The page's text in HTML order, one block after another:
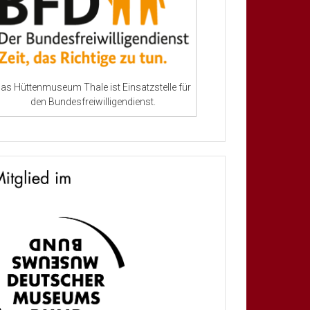
Hüttenmuseum Thale ist Einsatzstelle für
den Bundesfreiwilligendienst.